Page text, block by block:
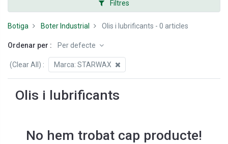
Filtres
Botiga Boter Industrial Olis i lubrificants - 0 articles
Ordenar per : Per defecte
(Clear All) : Marca: STARWAX
Olis i lubrificants
No hem trobat cap producte!